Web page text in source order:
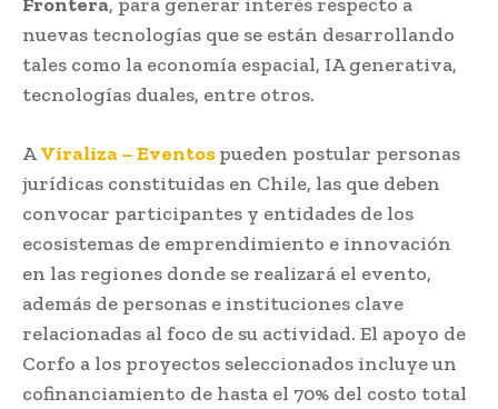
nuevas tecnologías que se están desarrollando
tales como la economía espacial, IA generativa,
tecnologías duales, entre otros.
AViraliza – Eventospueden postular personas
jurídicas constituidas en Chile, las que deben
convocar participantes y entidades de los
ecosistemas de emprendimiento e innovación
en las regiones donde se realizará el evento,
además de personas e instituciones clave
relacionadas al foco de su actividad. El apoyo de
Corfo a los proyectos seleccionados incluye un
cofinanciamiento de hasta el 70% del costo total